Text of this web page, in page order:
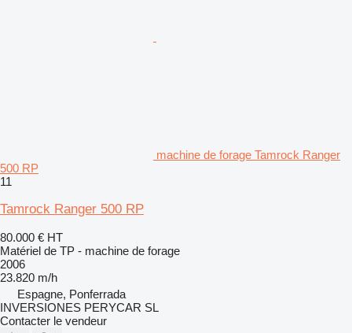
machine de forage Tamrock Ranger
500 RP
11
Tamrock Ranger 500 RP
80.000 € HT
Matériel de TP - machine de forage
2006
23.820 m/h
Espagne, Ponferrada
INVERSIONES PERYCAR SL
Contacter le vendeur